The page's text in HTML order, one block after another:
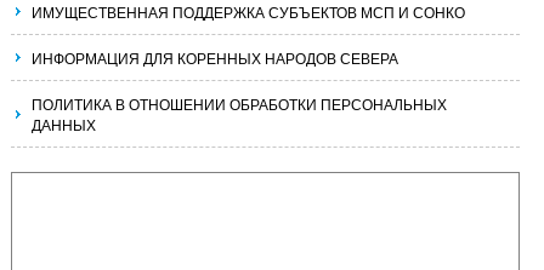
ИМУЩЕСТВЕННАЯ ПОДДЕРЖКА СУБЪЕКТОВ МСП И СОНКО
ИНФОРМАЦИЯ ДЛЯ КОРЕННЫХ НАРОДОВ СЕВЕРА
ПОЛИТИКА В ОТНОШЕНИИ ОБРАБОТКИ ПЕРСОНАЛЬНЫХ
ДАННЫХ